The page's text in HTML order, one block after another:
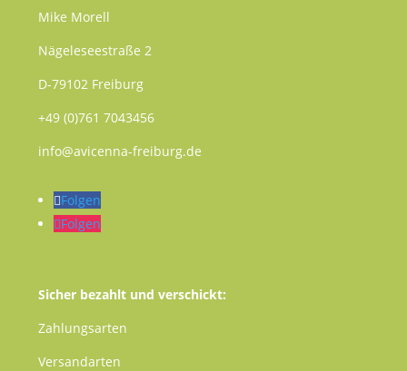
Mike Morell
Nägeleseestraße 2
D-79102 Freiburg
+49 (0)761 7043456
info@avicenna-freiburg.de
Folgen
Folgen
Sicher bezahlt und verschickt:
Zahlungsarten
Versandarten